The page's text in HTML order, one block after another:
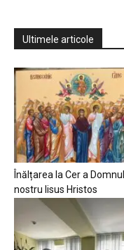
Ultimele articole
Înălțarea la Cer a
nostru Iisus Hristos